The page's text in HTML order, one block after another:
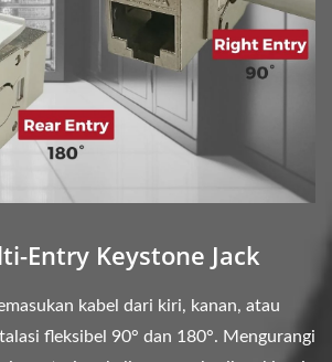
Entry Keystone Jack
kabel dari kiri, kanan, atau
fleksibel 90° dan 180°. Mengurangi